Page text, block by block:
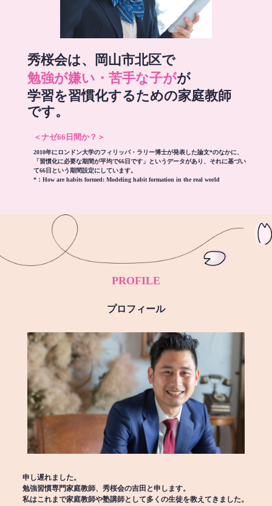
秀桜会は、岡山市北区で
勉強が嫌い・苦手な子がが
学習を習慣化するための家庭教師
です。
＜ナゼ66日間か？＞
2010年にロンドン大学のフィリッパ・ラリー博士が発表した論文*のなかに、
「習慣化に必要な期間が平均で66日です」というデータがあり、それに基づい
て66日という期間設定にしています。
*： How are habits formed: Modeling habit formation in the real world
PROFILE
プロフィール
申し遅れました。
勉強習慣専門家庭教師、秀桜会の吉田と申します。
私はこれまで家庭教師や塾講師として多くの生徒を教えてきました。